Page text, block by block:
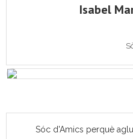
Isabel
Sóc d'Amics perquè